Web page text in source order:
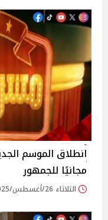
مجانيًا للجمهور‎
الثلاثاء 26/أغسطس/2025 - 04:37 م